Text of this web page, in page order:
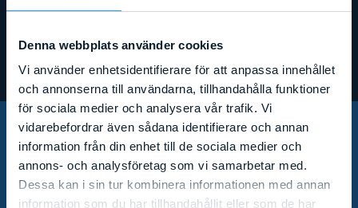
Denna webbplats använder cookies
Vi använder enhetsidentifierare för att anpassa innehållet
och annonserna till användarna, tillhandahålla funktioner
för sociala medier och analysera vår trafik. Vi
vidarebefordrar även sådana identifierare och annan
information från din enhet till de sociala medier och
annons- och analysföretag som vi samarbetar med.
Dessa kan i sin tur kombinera informationen med annan
information som du har tillhandahållit eller som de har
PRENUMERERA PÅ VÅRT